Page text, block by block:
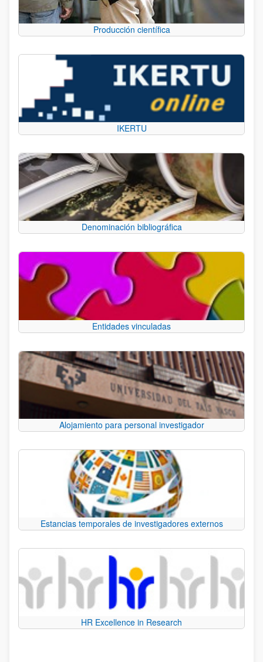
Producción científica
IKERTU
Denominación bibliográfica
Entidades vinculadas
Alojamiento para personal investigador
Estancias temporales de investigadores externos
HR Excellence in Research